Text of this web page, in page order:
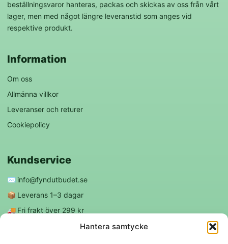
Hantera samtycke
beställningsvaror hanteras, packas och skickas av oss från vårt
lager, men med något längre leveranstid som anges vid
respektive produkt.
Information
Om oss
Allmänna villkor
Leveranser och returer
Cookiepolicy
Kundservice
✉️ info@fyndutbudet.se
📦 Leverans 1–3 dagar
🚚 Fri frakt över 299 kr